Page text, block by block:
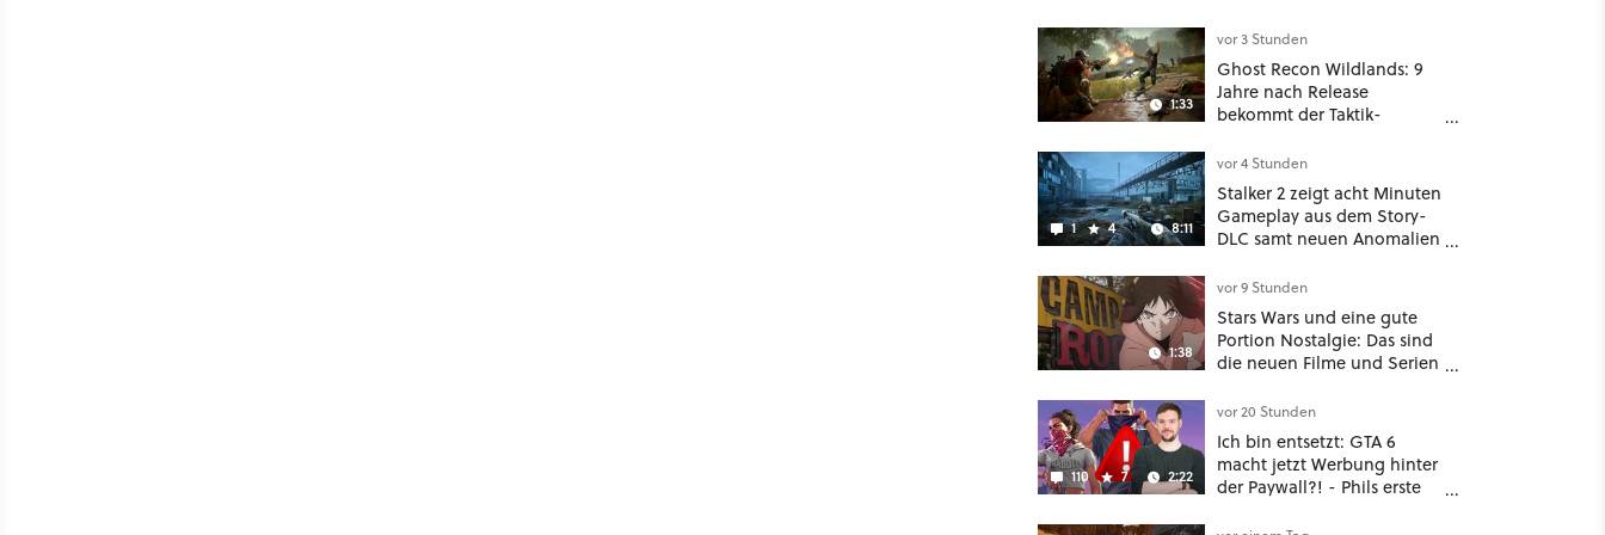
1:33
vor 3 Stunden
Ghost Recon Wildlands: 9
Jahre nach Release
bekommt der Taktik-
nochmal ein dickes Update
1 4 8:11
vor 4 Stunden
Stalker 2 zeigt acht Minuten
Gameplay aus dem Story-
DLC samt neuen Anomalien
1:38
vor 9 Stunden
Stars Wars und eine gute
Portion Nostalgie: Das sind
die neuen Filme und Serien
110 7 2:22
vor 20 Stunden
Ich bin entsetzt: GTA 6
macht jetzt Werbung hinter
der Paywall?! - Phils erste